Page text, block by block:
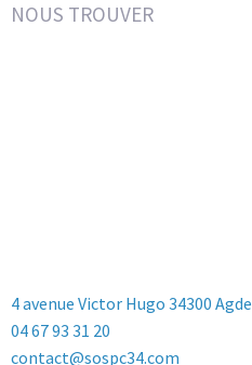
NOUS TROUVER
4 avenue Victor Hugo 34300 Agde
04 67 93 31 20
contact@sospc34.com